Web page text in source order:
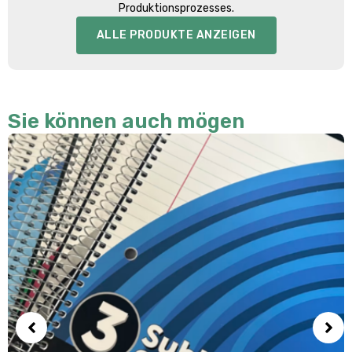
Produktionsprozesses.
ALLE PRODUKTE ANZEIGEN
Sie können auch mögen